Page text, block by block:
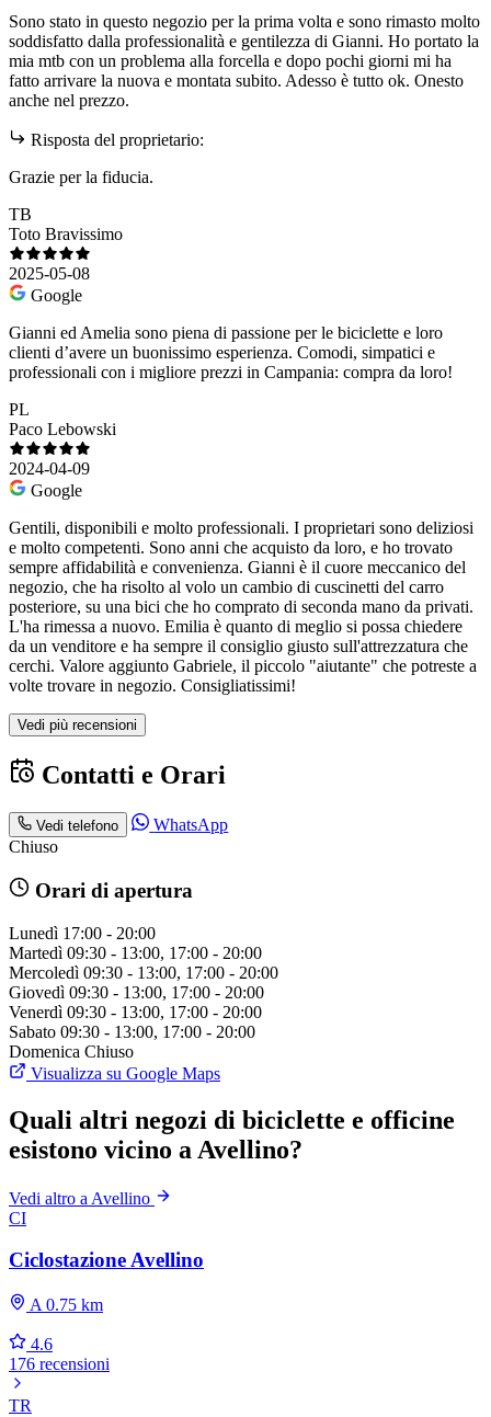
Sono stato in questo negozio per la prima volta e sono rimasto molto
soddisfatto dalla professionalità e gentilezza di Gianni. Ho portato la
mia mtb con un problema alla forcella e dopo pochi giorni mi ha
fatto arrivare la nuova e montata subito. Adesso è tutto ok. Onesto
anche nel prezzo.
Risposta del proprietario:
Grazie per la fiducia.
TB
Toto Bravissimo
2025-05-08
Google
Gianni ed Amelia sono piena di passione per le biciclette e loro
clienti d’avere un buonissimo esperienza. Comodi, simpatici e
professionali con i migliore prezzi in Campania: compra da loro!
PL
Paco Lebowski
2024-04-09
Google
Gentili, disponibili e molto professionali. I proprietari sono deliziosi
e molto competenti. Sono anni che acquisto da loro, e ho trovato
sempre affidabilità e convenienza. Gianni è il cuore meccanico del
negozio, che ha risolto al volo un cambio di cuscinetti del carro
posteriore, su una bici che ho comprato di seconda mano da privati.
L'ha rimessa a nuovo. Emilia è quanto di meglio si possa chiedere
da un venditore e ha sempre il consiglio giusto sull'attrezzatura che
cerchi. Valore aggiunto Gabriele, il piccolo "aiutante" che potreste a
volte trovare in negozio. Consigliatissimi!
Vedi più recensioni
Contatti e Orari
Vedi telefono
WhatsApp
Chiuso
Orari di apertura
Lunedì 17:00 - 20:00
Martedì 09:30 - 13:00, 17:00 - 20:00
Mercoledì 09:30 - 13:00, 17:00 - 20:00
Giovedì 09:30 - 13:00, 17:00 - 20:00
Venerdì 09:30 - 13:00, 17:00 - 20:00
Sabato 09:30 - 13:00, 17:00 - 20:00
Domenica Chiuso
Visualizza su Google Maps
Quali altri negozi di biciclette e officine
esistono vicino a Avellino?
Vedi altro a Avellino
CI
Ciclostazione Avellino
A 0.75 km
4.6
176 recensioni
TR